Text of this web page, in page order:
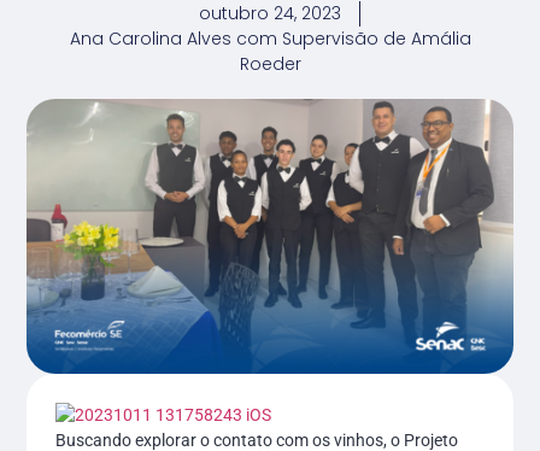
outubro 24, 2023
Ana Carolina Alves com Supervisão de Amália
Roeder
Buscando explorar o contato com os vinhos, o Projeto